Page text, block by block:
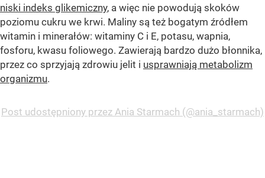
niski indeks glikemiczny, a więc nie powodują skoków
poziomu cukru we krwi. Maliny są też bogatym źródłem
witamin i minerałów: witaminy C i E, potasu, wapnia,
fosforu, kwasu foliowego. Zawierają bardzo dużo błonnika,
przez co sprzyjają zdrowiu jelit i usprawniają metabolizm
organizmu.
Post udostępniony przez Ania Starmach (@ania_starmach)